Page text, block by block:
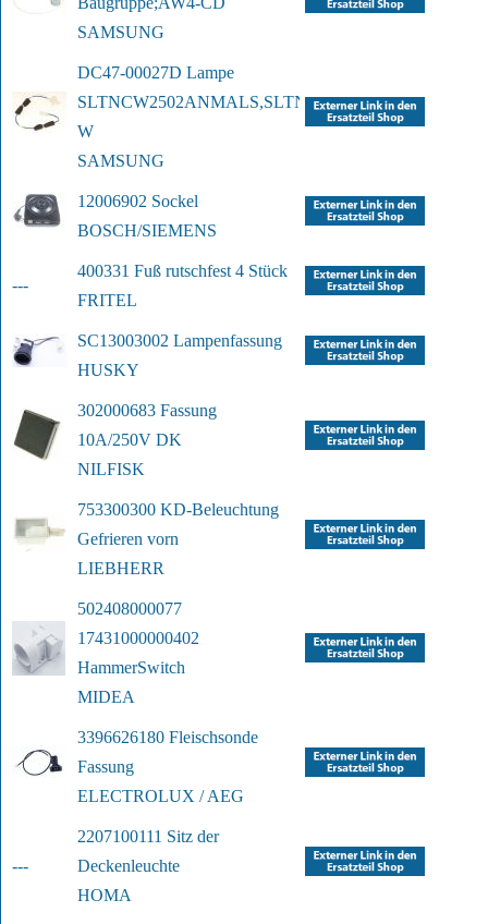
SAMSUNG
DC47-00027D Lampe
SLTNCW2502ANMALS,SLTNCW2502ANMALS,
W
SAMSUNG
12006902 Sockel
BOSCH/SIEMENS
---
400331 Fuß rutschfest 4 Stück
FRITEL
SC13003002 Lampenfassung
HUSKY
302000683 Fassung
10A/250V DK
NILFISK
753300300 KD-Beleuchtung
Gefrieren vorn
LIEBHERR
502408000077
17431000000402
HammerSwitch
MIDEA
3396626180 Fleischsonde
Fassung
ELECTROLUX / AEG
---
2207100111 Sitz der
Deckenleuchte
HOMA